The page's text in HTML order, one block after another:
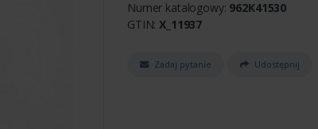
Numer katalogowy: 962K41530
GTIN:X_11937
Zadaj pytanie Udostępnij